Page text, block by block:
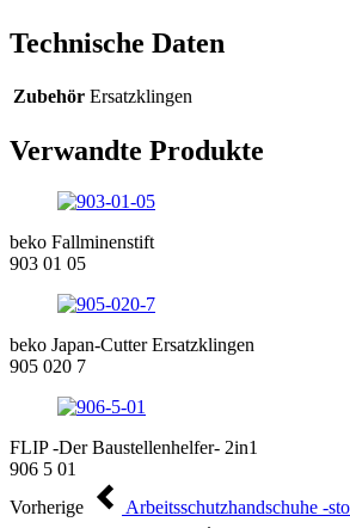
Technische Daten
Zubehör Ersatzklingen
Verwandte Produkte
beko Fallminenstift
903 01 05
beko Japan-Cutter Ersatzklingen
905 020 7
FLIP -Der Baustellenhelfer- 2in1
906 5 01
Vorherige
Arbeitsschutzhandschuhe -